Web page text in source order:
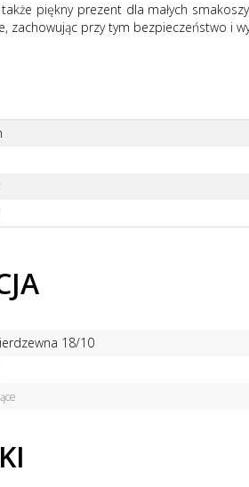
piękny prezent dla małych
zachowując przy tym bezpieczeństwo i
18/10